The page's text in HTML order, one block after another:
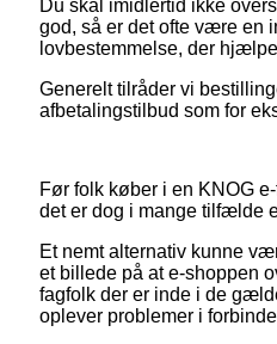
Du skal imidlertid ikke
god, så er det ofte være en
lovbestemmelse, der
Generelt tilråder vi
afbetalingstilbud som for
Før folk køber i en KNOG
det er dog i mange tilfælde
Et nemt alternativ kunne
et billede på at e-shoppen
fagfolk der er inde i de
oplever problemer i